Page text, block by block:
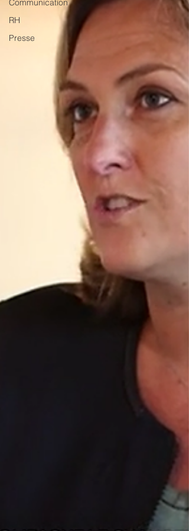
Communication
RH
Presse